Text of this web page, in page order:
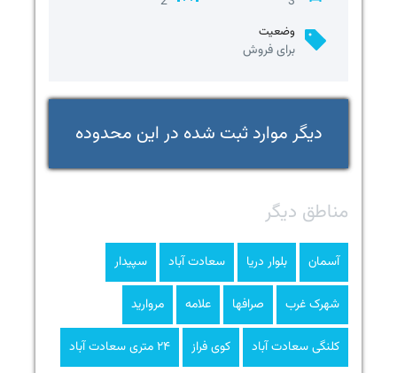
وضعیت
برای فروش
دیگر موارد ثبت شده در این محدوده
مناطق دیگر
آسمان بلوار دریا سعادت آباد سپیدار
شهرک غرب صرافها علامه مروارید
کلنگی سعادت آباد کوی فراز ۲۴ متری سعادت آباد